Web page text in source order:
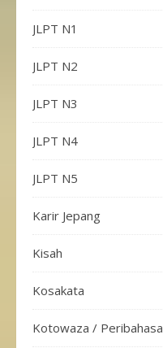
JLPT N1
JLPT N2
JLPT N3
JLPT N4
JLPT N5
Karir Jepang
Kisah
Kosakata
Kotowaza / Peribahasa